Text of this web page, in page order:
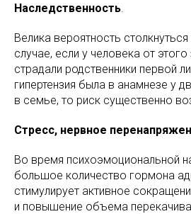
Наследственность.
Велика вероятность
случае, если у человека от
страдали родственники первой
гипертензия была в анамнезе у
в семье, то риск существенно
Стресс, нервное
Во время психоэмоциональной
большое количество гормона
стимулирует активное
и повышение объема